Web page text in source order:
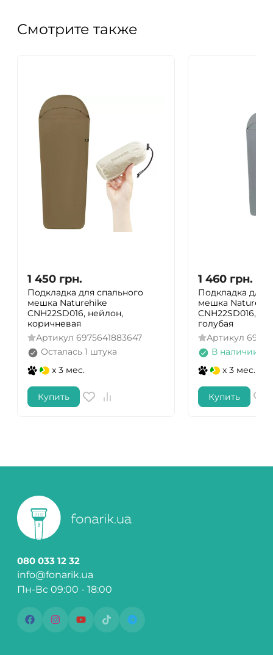
Смотрите также
1 450 грн.
Подкладка для спального
мешка Naturehike
CNH22SD016, нейлон,
коричневая
Артикул 6975641883647
Осталась 1 штука
x 3 мес.
Купить
1 460 грн.
Подкладка для
мешка
CNH22SD016,
голубая
Артикул
В наличии
x 3 мес.
Купить
080 033 12 32
info@fonarik.ua
Пн-Вс 09:00 - 18:00